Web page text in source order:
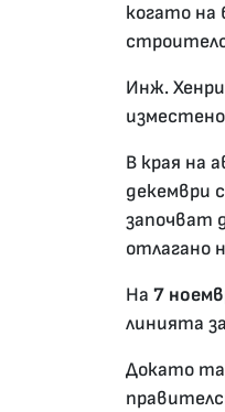
когато на
Инж.
В края на
декември
започват
отлагано
На 7
линията
Докато